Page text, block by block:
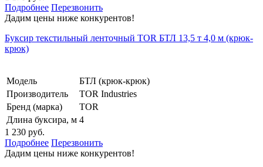
Подробнее Перезвонить
Дадим цены ниже конкурентов!
Буксир текстильный ленточный TOR БТЛ 13,5 т 4,0 м (крюк-
крюк)
Модель
БТЛ (крюк-крюк)
Производитель
TOR Industries
Бренд (марка)
TOR
Длина буксира, м 4
1 230 руб.
Подробнее Перезвонить
Дадим цены ниже конкурентов!